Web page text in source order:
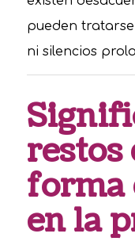
pueden
ni silencios
restos
forma
en la